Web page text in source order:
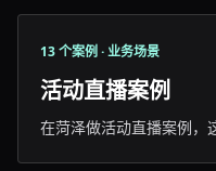
13 个案例 · 业务场景
活动直播案例
在菏泽做活动直播案例，